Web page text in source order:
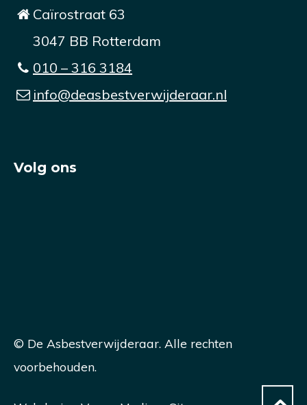
Caïrostraat 63
3047 BB Rotterdam
010 – 316 3184
info@deasbestverwijderaar.nl
Volg ons
© De Asbestverwijderaar. Alle rechten
voorbehouden.